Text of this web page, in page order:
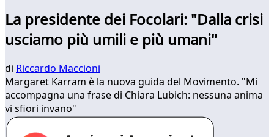
La presidente dei Focolari: "Dalla crisi
usciamo più umili e più umani"
di Riccardo Maccioni
Margaret Karram è la nuova guida del Movimento. "Mi
accompagna una frase di Chiara Lubich: nessuna anima
vi sfiori invano"